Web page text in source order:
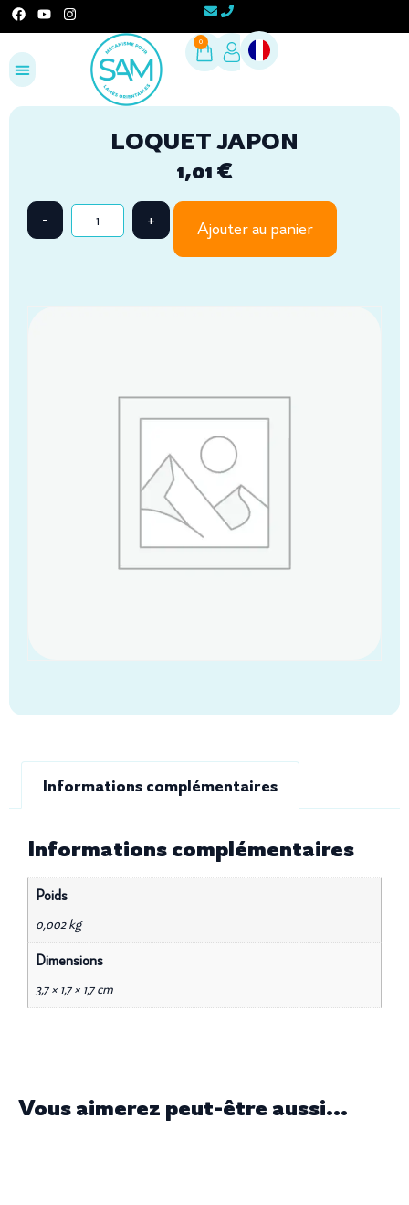
0
LOQUET JAPON
1,01€
Ajouter au panier
Informations complémentaires
Informations complémentaires
Poids
0,002 kg
Dimensions
3,7 × 1,7 × 1,7 cm
Vous aimerez peut-être aussi...